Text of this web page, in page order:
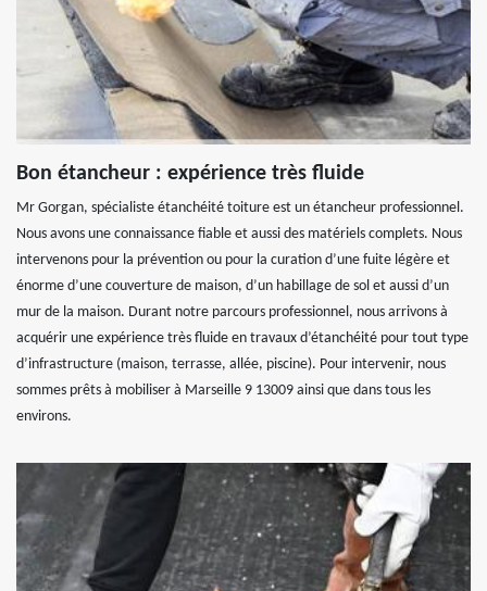
Bon étancheur : expérience très fluide
Mr Gorgan, spécialiste étanchéité toiture est un étancheur professionnel.
Nous avons une connaissance fiable et aussi des matériels complets. Nous
intervenons pour la prévention ou pour la curation d’une fuite légère et
énorme d’une couverture de maison, d’un habillage de sol et aussi d’un
mur de la maison. Durant notre parcours professionnel, nous arrivons à
acquérir une expérience très fluide en travaux d’étanchéité pour tout type
d’infrastructure (maison, terrasse, allée, piscine). Pour intervenir, nous
sommes prêts à mobiliser à Marseille 9 13009 ainsi que dans tous les
environs.